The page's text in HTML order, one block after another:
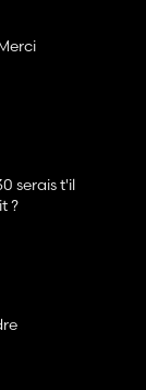
serais t'il
?